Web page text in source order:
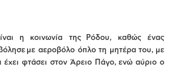
η κοινωνία της Ρόδου, καθώς ένας
με αεροβόλο όπλο τη μητέρα του, με
φτάσει στον Άρειο Πάγο, ενώ αύριο ο